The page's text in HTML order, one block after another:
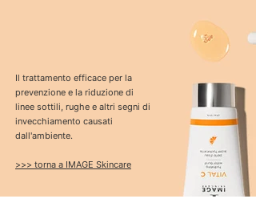
Il trattamento efficace per la
prevenzione e la riduzione di
linee sottili, rughe e altri segni di
invecchiamento causati
dall'ambiente.
>>> torna a IMAGE Skincare